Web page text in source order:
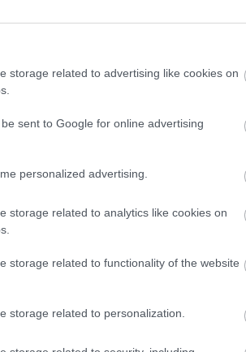
storage related to advertising like cookies on
sent to Google for online advertising
personalized advertising.
storage related to analytics like cookies on
storage related to functionality of the website
storage related to personalization.
για την πληρωμή των
ιδιοκτήτες οχημάτων οι
έφερε και περισσότερα
ευρώ αυξήθηκαν οι
ανεβάζοντας έτσι
dikaologitika.gr